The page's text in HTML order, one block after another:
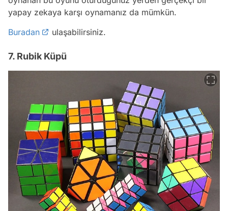
yapay zekaya karşı oynamanız da mümkün.
Buradan
ulaşabilirsiniz.
7. Rubik Küpü